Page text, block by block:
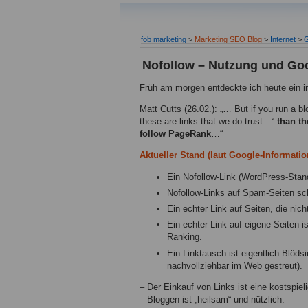
fob marketing > Marketing SEO Blog > Internet >
Nofollow – Nutzung und
Früh am morgen entdeckte ich heute ein
Matt Cutts (26.02.): „… But if you run a
these are links that we do trust…“ than
follow PageRank…“
Aktueller Stand (laut Google-
Ein Nofollow-Link (WordPress-
Nofollow-Links auf Spam-Seiten
Ein echter Link auf Seiten, die
Ein echter Link auf eigene Seiten
Ranking.
Ein Linktausch ist eigentlich
nachvollziehbar im Web gestreut).
– Der Einkauf von Links ist eine
– Bloggen ist „heilsam“ und nützlich.